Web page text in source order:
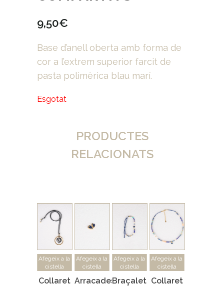
9,50€
Base d’anell oberta amb forma de
cor a l’extrem superior farcit de
pasta polimèrica blau marí.
Esgotat
PRODUCTES
RELACIONATS
Afegeix a la
cistella
Collaret
Afegeix a la
cistella
Arracades
Afegeix a la
cistella
Braçalet
Afegeix a la
cistella
Collaret